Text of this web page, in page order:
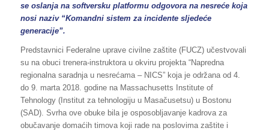
se oslanja na softversku platformu odgovora na nesreće koja
nosi naziv “Komandni sistem za incidente sljedeće
generacije”.
Predstavnici Federalne uprave civilne zaštite (FUCZ) učestvovali
su na obuci trenera-instruktora u okviru projekta “Napredna
regionalna saradnja u nesrećama – NICS” koja je održana od 4.
do 9. marta 2018. godine na Massachusetts Institute of
Tehnology (Institut za tehnologiju u Masačusetsu) u Bostonu
(SAD). Svrha ove obuke bila je osposobljavanje kadrova za
obučavanje domaćih timova koji rade na poslovima zaštite i